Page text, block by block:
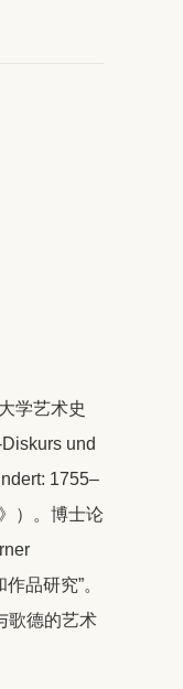
学艺术史
und
1755–
）。博士论
品研究”。
歌德的艺术